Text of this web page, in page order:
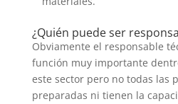
¿Quién puede ser
Obviamente el responsable
función muy importante
este sector pero no todas las
preparadas ni tienen la